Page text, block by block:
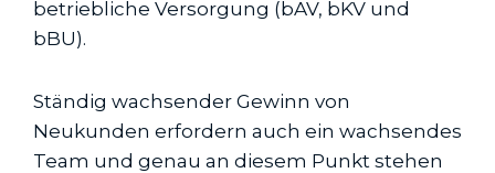
betriebliche Versorgung (bAV, bKV und
bBU).
Ständig wachsender Gewinn von
Neukunden erfordern auch ein wachsendes
Team und genau an diesem Punkt stehen